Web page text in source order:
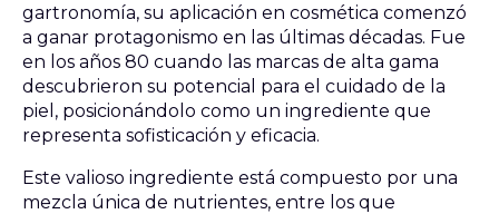
gartronomía, su aplicación en cosmética comenzó
a ganar protagonismo en las últimas décadas. Fue
en los años 80 cuando las marcas de alta gama
descubrieron su potencial para el cuidado de la
piel, posicionándolo como un ingrediente que
representa sofisticación y eficacia.
Este valioso ingrediente está compuesto por una
mezcla única de nutrientes, entre los que